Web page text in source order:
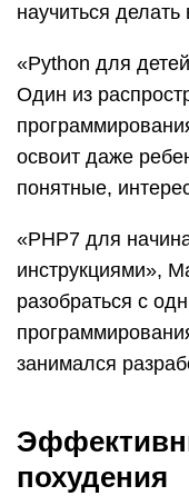
научиться
«Python для
Один из
освоит даже
понятные,
«PHP7 для
инструкциями»,
разобраться с
занимался
похудения